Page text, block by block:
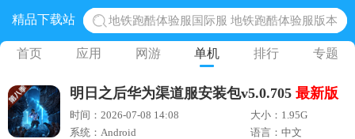
精品下载站
地铁跑酷体验服国际服 地铁跑酷体验服版本
网易光遇手游正版 点亮星空共庆周年
黎明觉醒生机腾讯正版 黎明觉醒生机国际服
蛋仔派对下载 蛋仔派对体验服
奥特曼王者传奇 正版奥特曼游戏
首页 应用 网游 单机 排行 专题
明日之后华为渠道服安装包v5.0.705 最新版
时间：2026-07-08 14:08
大小：1.95G
系统：Android
语言：中文